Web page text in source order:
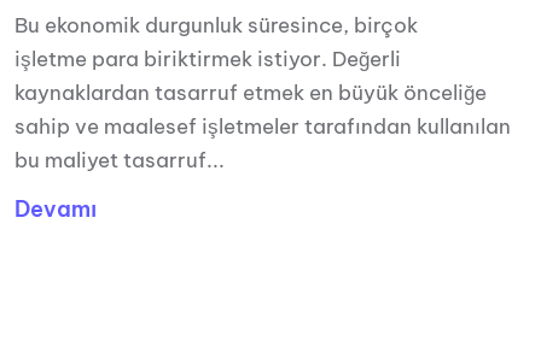
Bu ekonomik durgunluk süresince, birçok
işletme para biriktirmek istiyor. Değerli
kaynaklardan tasarruf etmek en büyük önceliğe
sahip ve maalesef işletmeler tarafından kullanılan
bu maliyet tasarruf...
Devamı